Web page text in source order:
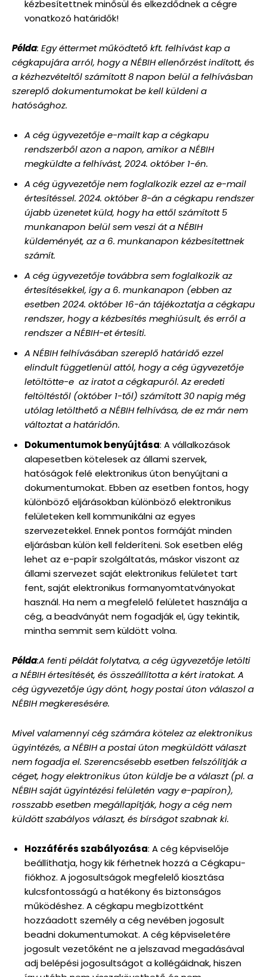
kézbesítettnek minősül és elkezdődnek a cégre
vonatkozó határidők!
Példa: Egy éttermet működtető kft. felhívást kap a
cégkapujára arról, hogy a NÉBIH ellenőrzést indított, és
a kézhezvételtől számított 8 napon belül a felhívásban
szereplő dokumentumokat be kell küldeni a
hatósághoz.
A cég ügyvezetője e-mailt kap a cégkapu
rendszerből azon a napon, amikor a NÉBIH
megküldte a felhívást, 2024. október 1-én.
A cég ügyvezetője nem foglalkozik ezzel az e-mail
értesítéssel. 2024. október 8-án a cégkapu rendszer
újabb üzenetet küld, hogy ha ettől számított 5
munkanapon belül sem veszi át a NÉBIH
küldeményét, az a 6. munkanapon kézbesítettnek
számít.
A cég ügyvezetője továbbra sem foglalkozik az
értesítésekkel, így a 6. munkanapon (ebben az
esetben 2024. október 16-án tájékoztatja a cégkapu
rendszer, hogy a kézbesítés meghiúsult, és erről a
rendszer a NÉBIH-et értesíti.
A NÉBIH felhívásában szereplő határidő ezzel
elindult függetlenül attól, hogy a cég ügyvezetője
letöltötte-e az iratot a cégkapuról. Az eredeti
feltöltéstől (október 1-től) számított 30 napig még
utólag letölthető a NÉBIH felhívása, de ez már nem
változtat a határidőn.
Dokumentumok benyújtása: A vállalkozások
alapesetben kötelesek az állami szervek,
hatóságok felé elektronikus úton benyújtani a
dokumentumokat. Ebben az esetben fontos, hogy
különböző eljárásokban különböző elektronikus
felületeken kell kommunikálni az egyes
szervezetekkel. Ennek pontos formáját minden
eljárásban külön kell felderíteni. Sok esetben elég
lehet az e-papír szolgáltatás, máskor viszont az
állami szervezet saját elektronikus felületet tart
fent, saját elektronikus formanyomtatványokat
használ. Ha nem a megfelelő felületet használja a
cég, a beadványát nem fogadják el, úgy tekintik,
mintha semmit sem küldött volna.
Példa:A fenti példát folytatva, a cég ügyvezetője letölti
a NÉBIH értesítését, és összeállította a kért iratokat. A
cég ügyvezetője úgy dönt, hogy postai úton válaszol a
NÉBIH megkeresésére.
Mivel valamennyi cég számára kötelez az elektronikus
ügyintézés, a NÉBIH a postai úton megküldött választ
nem fogadja el. Szerencsésebb esetben felszólítják a
céget, hogy elektronikus úton küldje be a választ (pl. a
NÉBIH saját ügyintézési felületén vagy e-papíron),
rosszabb esetben megállapítják, hogy a cég nem
küldött szabályos választ, és bírságot szabnak ki.
Hozzáférés szabályozása: A cég képviselője
beállíthatja, hogy kik férhetnek hozzá a Cégkapu-
fiókhoz. A jogosultságok megfelelő kiosztása
kulcsfontosságú a hatékony és biztonságos
működéshez. A cégkapu megbízottként
hozzáadott személy a cég nevében jogosult
beadni dokumentumokat. A cég képviseletére
jogosult vezetőként ne a jelszavad megadásával
adj belépési jogosultságot a kollégáidnak, hiszen